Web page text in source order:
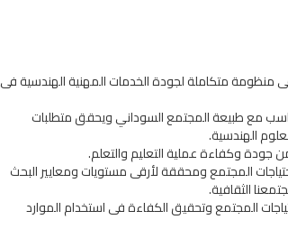
منظومة متكاملة لجودة الخدمات المهنية الهندسية فى
يتناسب مع طبيعة المجتمع السوداني ويحقق متطلبات
الهندسية.
جودة وكفاءة عملية التعليم والتعلم.
المجتمع ومحققة لأرقى مستويات ومعايير البحث
الثقافية.
المجتمع وتحقيق الكفاءة فى استخدام الموارد